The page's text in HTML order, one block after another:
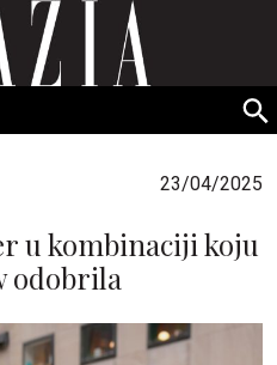
GRAZIA Srbija
23/04/2025
u kombinaciji koju
odobrila